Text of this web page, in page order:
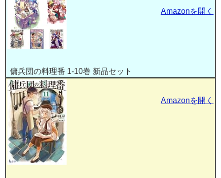
傭兵団の料理番 1-10巻 新品セット
Amazonを開く
Amazonを開く